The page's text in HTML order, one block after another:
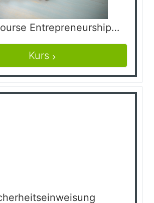
Short Course Entrepreneurship in Food and Agricultue
Kurs